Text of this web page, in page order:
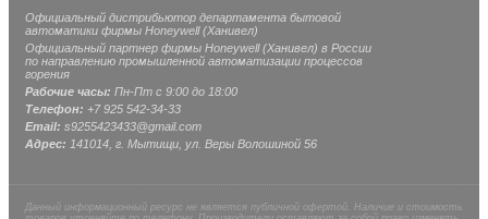
Официальный дистрибьютор департамента бытовой
автоматики фирмы Honeywell (Ханивел)
Официальный партнер фирмы Honeywell (Ханивел) в России
по направлению промышленной автоматизации процессов
горения
Рабочие часы: Пн-Пт с 9:00 до 18:00
Телефон: +7 925 542-34-33
Email: s9255423433@gmail.com
Адрес: 141014, г. Мытищи , ул. Веры Волошиной 56
Данный информационный ресурс не является публичной офертой. Наличие и стоимость